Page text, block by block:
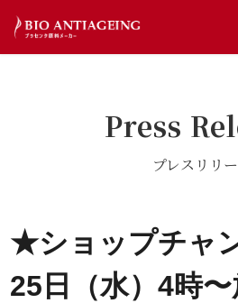
Press
プレスリリ
★ショップチャ
25日（水）4時